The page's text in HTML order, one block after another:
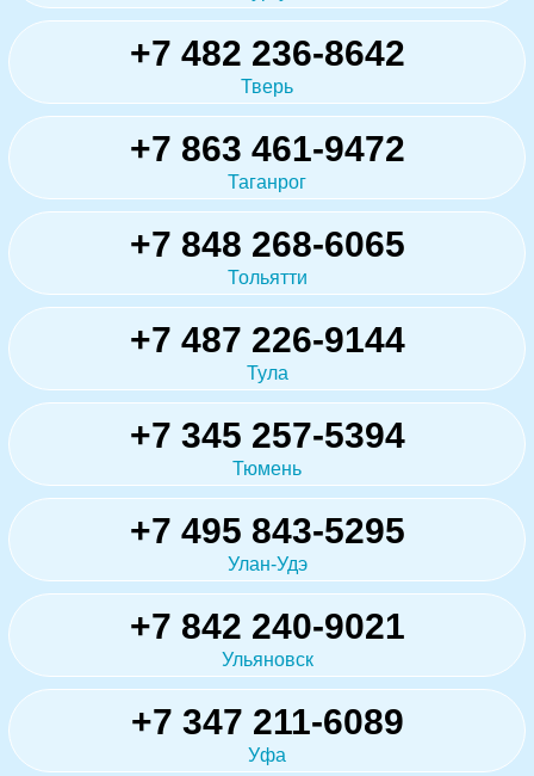
+7 482 236-8642
Тверь
+7 863 461-9472
Таганрог
+7 848 268-6065
Тольятти
+7 487 226-9144
Тула
+7 345 257-5394
Тюмень
+7 495 843-5295
Улан-Удэ
+7 842 240-9021
Ульяновск
+7 347 211-6089
Уфа